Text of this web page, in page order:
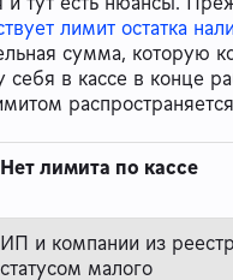
лимит остатка
сумма, которую
себя в кассе в конце
Нет лимита по кассе
ИП и компании из
статусом малого